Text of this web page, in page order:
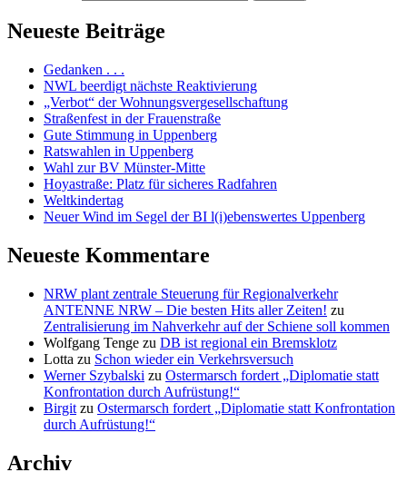
Neueste Beiträge
Gedanken . . .
NWL beerdigt nächste Reaktivierung
„Verbot“ der Wohnungsvergesellschaftung
Straßenfest in der Frauenstraße
Gute Stimmung in Uppenberg
Ratswahlen in Uppenberg
Wahl zur BV Münster-Mitte
Hoyastraße: Platz für sicheres Radfahren
Weltkindertag
Neuer Wind im Segel der BI l(i)ebenswertes Uppenberg
Neueste Kommentare
NRW plant zentrale Steuerung für Regionalverkehr
ANTENNE NRW – Die besten Hits aller Zeiten! zu
Zentralisierung im Nahverkehr auf der Schiene soll kommen
Wolfgang Tenge zu DB ist regional ein Bremsklotz
Lotta zu Schon wieder ein Verkehrsversuch
Werner Szybalski zu Ostermarsch fordert „Diplomatie statt
Konfrontation durch Aufrüstung!“
Birgit zu Ostermarsch fordert „Diplomatie statt Konfrontation
durch Aufrüstung!“
Archiv